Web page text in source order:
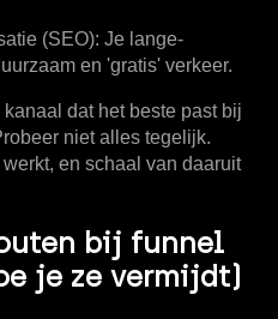
(SEO): Je lange-
en 'gratis' verkeer.
dat het beste past bij
niet alles tegelijk.
en schaal van daaruit
bij funnel
je ze vermijdt)